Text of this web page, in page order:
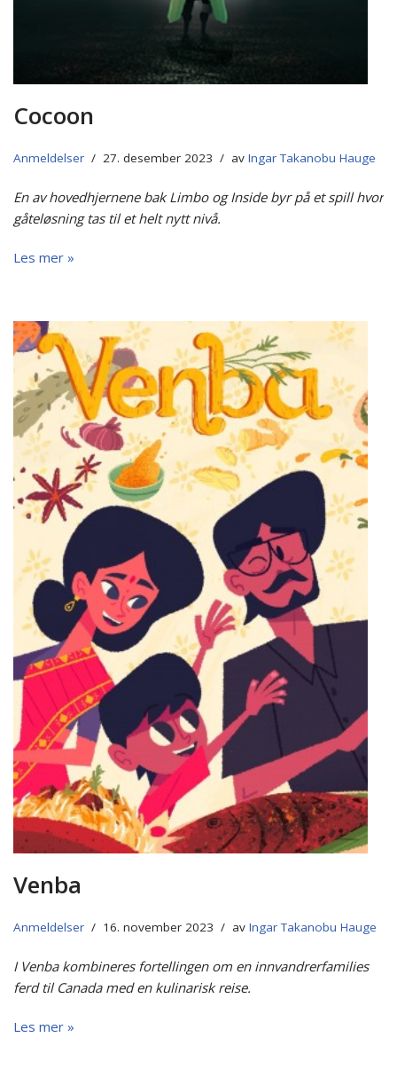
Cocoon
Anmeldelser 27. desember 2023 av Ingar Takanobu Hauge
En av hovedhjernene bak Limbo og Inside byr på et spill hvor
gåteløsning tas til et helt nytt nivå.
Les mer »
Venba
Anmeldelser 16. november 2023 av Ingar Takanobu Hauge
I Venba kombineres fortellingen om en innvandrerfamilies
ferd til Canada med en kulinarisk reise.
Les mer »